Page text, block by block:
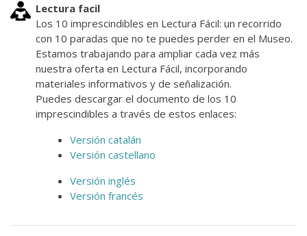
Lectura facil
Los 10 imprescindibles en Lectura Fácil: un recorrido
con 10 paradas que no te puedes perder en el Museo.
Estamos trabajando para ampliar cada vez más
nuestra oferta en Lectura Fácil, incorporando
materiales informativos y de señalización.
Puedes descargar el documento de los 10
imprescindibles a través de estos enlaces:
Versión catalán
Versión castellano
Versión inglés
Versión francés